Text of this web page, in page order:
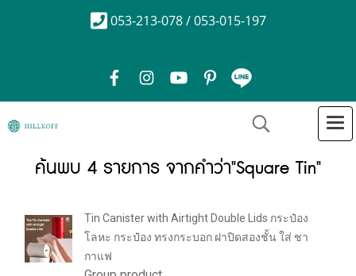
053-213-078 / 053-015-197
ค้นพบ 4 รายการ จากคำว่า"Square Tin"
Tin Canister with Airtight Double Lids กระป๋อง
โลหะ กระป๋อง ทรงกระบอก ฝาปิดสองชั้น ใส่ ชา
กาแฟ